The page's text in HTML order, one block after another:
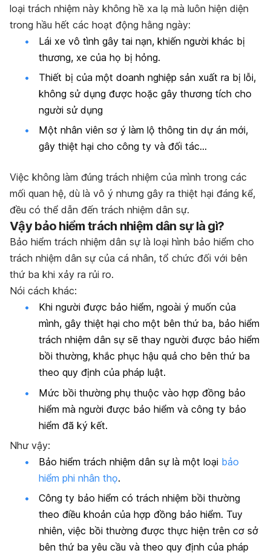
loại trách nhiệm này không hề xa lạ mà luôn hiện diện
trong hầu hết các hoạt động hằng ngày:
Lái xe vô tình gây tai nạn, khiến người khác bị
thương, xe của họ bị hỏng.
Thiết bị của một doanh nghiệp sản xuất ra bị lỗi,
không sử dụng được hoặc gây thương tích cho
người sử dụng
Một nhân viên sơ ý làm lộ thông tin dự án mới,
gây thiệt hại cho công ty và đối tác…
Việc không làm đúng trách nhiệm của mình trong các
mối quan hệ, dù là vô ý nhưng gây ra thiệt hại đáng kể,
đều có thể dẫn đến trách nhiệm dân sự.
Vậy bảo hiểm trách nhiệm dân sự là gì?
Bảo hiểm trách nhiệm dân sự là loại hình bảo hiểm cho
trách nhiệm dân sựcủa cá nhân, tổ chức đối với bên
thứ ba khi xảy ra rủi ro.
Nói cách khác:
Khi người được bảo hiểm, ngoài ý muốn của
mình, gây thiệt hại cho một bên thứ ba, bảo hiểm
trách nhiệm dân sự sẽ thay người được bảo hiểm
bồi thường, khắc phục hậu quả cho bên thứ ba
theo quy định của pháp luật.
Mức bồi thường phụ thuộc vào hợp đồng bảo
hiểm mà người được bảo hiểm và công ty bảo
hiểm đã ký kết.
Như vậy:
Bảo hiểm trách nhiệm dân sự là một loại bảo
hiểm phi nhân thọ.
Công ty bảo hiểm có trách nhiệm bồi thường
theo điều khoản của hợp đồng bảo hiểm. Tuy
nhiên, việc bồi thường được thực hiện trên cơ sở
bên thứ ba yêu cầu và theo quy định của pháp